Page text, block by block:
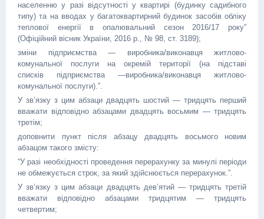
населенню у разі відсутності у квартирі (будинку садибного
типу) та на вводах у багатоквартирний будинок засобів обліку
теплової енергії в опалювальний сезон 2016/17 року”
(Офіційний вісник України, 2016 р., № 98, ст. 3189);
зміни підприємства — виробника/виконавця житлово-
комунальної послуги на окремій території (на підставі
списків підприємства —виробника/виконавця житлово-
комунальної послуги).”.
У зв’язку з цим абзаци двадцять шостий — тридцять перший
вважати відповідно абзацами двадцять восьмим — тридцять
третім;
доповнити пункт після абзацу двадцять восьмого новим
абзацом такого змісту:
“У разі необхідності проведення перерахунку за минулі періоди
не обмежується строк, за який здійснюється перерахунок.”.
У зв’язку з цим абзаци двадцять дев’ятий — тридцять третій
вважати відповідно абзацами тридцятим — тридцять
четвертим;